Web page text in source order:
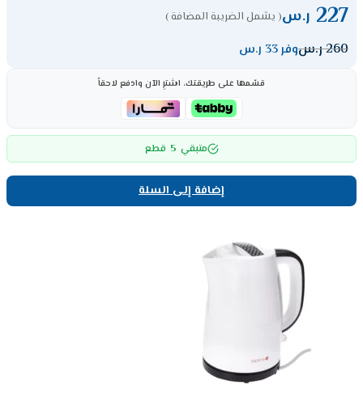
227 ر.س( يشمل الضريبة المضافة )
260ر.سوفر 33 ر.س
قسّمها على طريقتك، اشترِ الآن وادفع لاحقاً
متبقي 5 قطع
إضافة إلى السلة